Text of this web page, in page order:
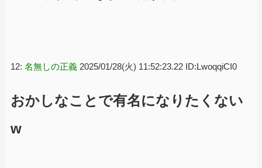
12: 名無しの正義 2025/01/28(火) 11:52:23.22 ID:LwoqqiCI0
おかしなことで有名になりたくない
w